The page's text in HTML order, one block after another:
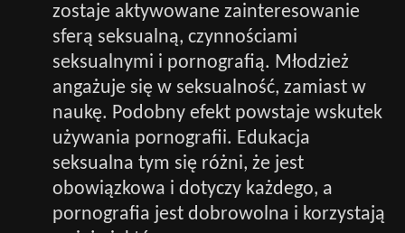
zostaje aktywowane zainteresowanie
sferą seksualną, czynnościami
seksualnymi i pornografią. Młodzież
angażuje się w seksualność, zamiast w
naukę. Podobny efekt powstaje wskutek
używania pornografii. Edukacja
seksualna tym się różni, że jest
obowiązkowa i dotyczy każdego, a
pornografia jest dobrowolna i korzystają